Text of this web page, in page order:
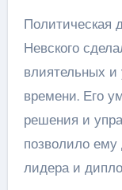
Политическая
Невского
влиятельных и
времени. Его
решения и
позволило ему
лидера и